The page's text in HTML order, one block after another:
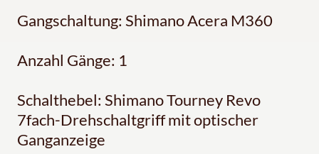
Gangschaltung: Shimano Acera M360
Anzahl Gänge: 1
Schalthebel: Shimano Tourney Revo
7fach-Drehschaltgriff mit optischer
Ganganzeige